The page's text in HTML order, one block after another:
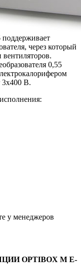
поддерживает
через который
вентиляторов.
0,55
3х400 В.
у менеджеров
OPTIBOX M E-